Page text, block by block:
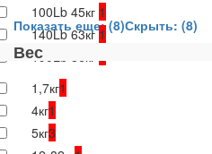
100Lb 45кг 1
140Lb 63кг1
190Lb 86кг 1
Показать еще: (8)Скрыть: (8)
Вес
1,7кг1
4кг1
5кг3